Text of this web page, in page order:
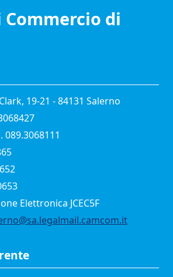
Commercio di
19-21 - 84131 Salerno
Elettronica JCEC5F